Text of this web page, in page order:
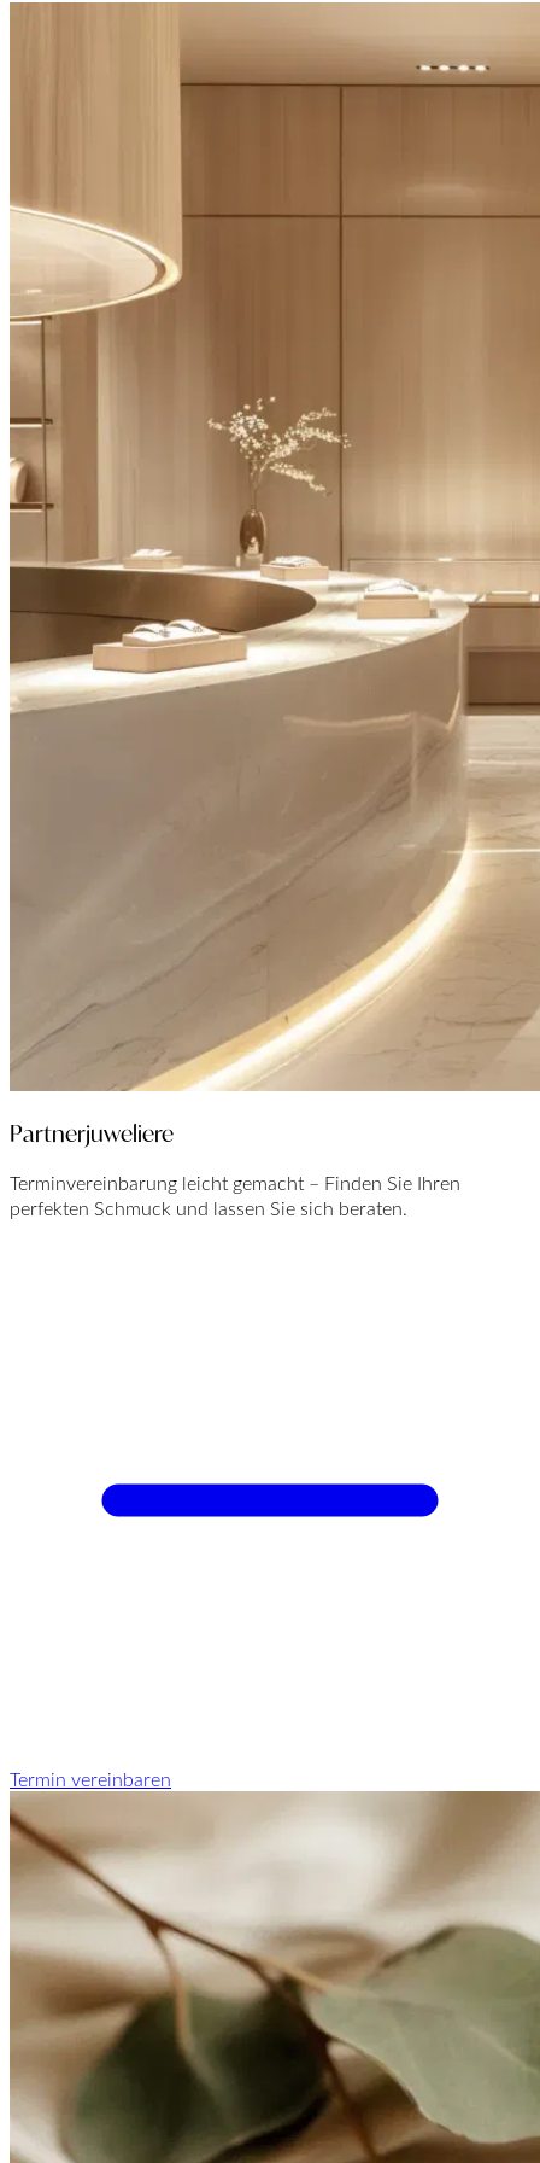
Partnerjuweliere
Terminvereinbarung leicht gemacht – Finden Sie Ihren
perfekten Schmuck und lassen Sie sich beraten.
Termin vereinbaren